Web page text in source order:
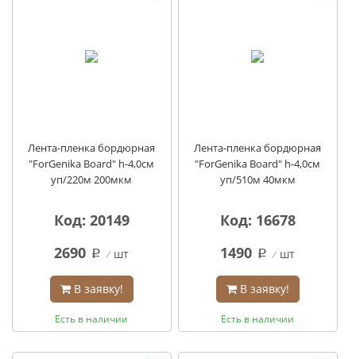
Лента-пленка бордюрная
"ForGenika Board" h-4,0см
уп/220м 200мкм
Код: 20149
2690 q шт
В заявку!
Есть в наличии
Лента-пленка бордюрная
"ForGenika Board" h-4,0см
уп/510м 40мкм
Код: 16678
1490 q шт
В заявку!
Есть в наличии